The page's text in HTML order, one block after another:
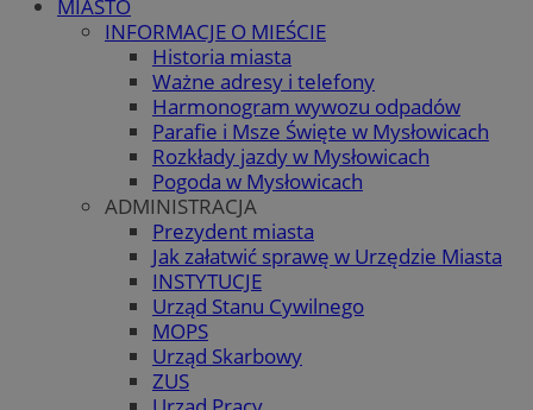
MIASTO
INFORMACJE O MIEŚCIE
Historia miasta
Ważne adresy i telefony
Harmonogram wywozu odpadów
Parafie i Msze Święte w Mysłowicach
Rozkłady jazdy w Mysłowicach
Pogoda w Mysłowicach
ADMINISTRACJA
Prezydent miasta
Jak załatwić sprawę w Urzędzie Miasta
INSTYTUCJE
Urząd Stanu Cywilnego
MOPS
Urząd Skarbowy
ZUS